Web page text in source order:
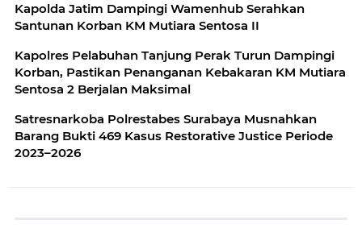
Kapolda Jatim Dampingi Wamenhub Serahkan
Santunan Korban KM Mutiara Sentosa II
Kapolres Pelabuhan Tanjung Perak Turun Dampingi
Korban, Pastikan Penanganan Kebakaran KM Mutiara
Sentosa 2 Berjalan Maksimal
Satresnarkoba Polrestabes Surabaya Musnahkan
Barang Bukti 469 Kasus Restorative Justice Periode
2023–2026